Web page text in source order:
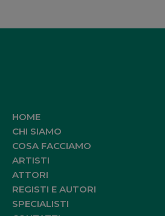
HOME
CHI SIAMO
COSA FACCIAMO
ARTISTI
ATTORI
REGISTI E AUTORI
SPECIALISTI